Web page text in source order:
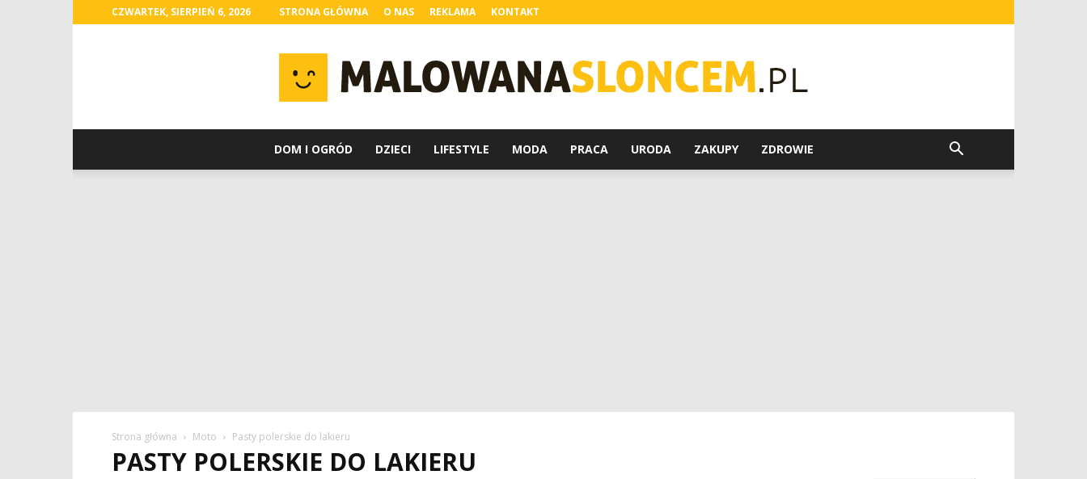
CZWARTEK, SIERPIEŃ 6, 2026 STRONA GŁÓWNA O NAS REKLAMA KONTAKT
MalowanaSloncem.pl
DOM I OGRÓD DZIECI LIFESTYLE MODA PRACA URODA ZAKUPY ZDROWIE
Strona główna Moto Pasty polerskie do lakieru
PASTY POLERSKIE DO LAKIERU